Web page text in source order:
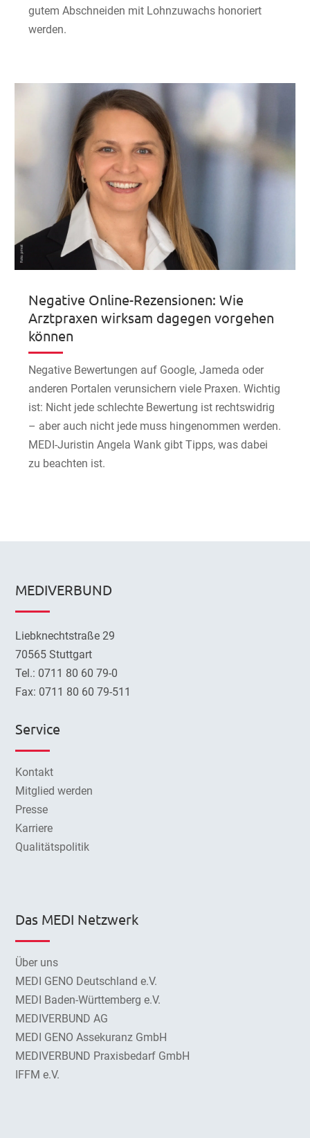
gutem Abschneiden mit Lohnzuwachs honoriert
werden.
Negative Online-Rezensionen: Wie
Arztpraxen wirksam dagegen vorgehen
können
Negative Bewertungen auf Google, Jameda oder
anderen Portalen verunsichern viele Praxen. Wichtig
ist: Nicht jede schlechte Bewertung ist rechtswidrig
– aber auch nicht jede muss hingenommen werden.
MEDI-Juristin Angela Wank gibt Tipps, was dabei
zu beachten ist.
MEDIVERBUND
Liebknechtstraße 29
70565 Stuttgart
Tel.: 0711 80 60 79-0
Fax: 0711 80 60 79-511
Service
Kontakt
Mitglied werden
Presse
Karriere
Qualitätspolitik
Das MEDI Netzwerk
Über uns
MEDI GENO Deutschland e.V.
MEDI Baden-Württemberg e.V.
MEDIVERBUND AG
MEDI GENO Assekuranz GmbH
MEDIVERBUND Praxisbedarf GmbH
IFFM e.V.